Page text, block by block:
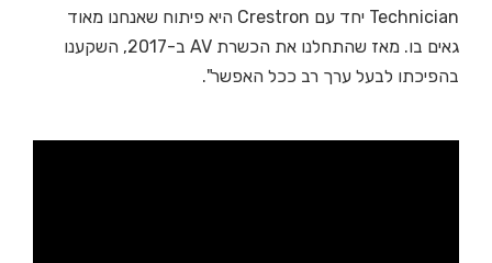
Technician יחד עם Crestron היא פיתוח שאנחנו מאוד
גאים בו. מאז שהתחלנו את הכשרת AV ב-2017, השקענו
בהפיכתו לבעל ערך רב ככל האפשר".